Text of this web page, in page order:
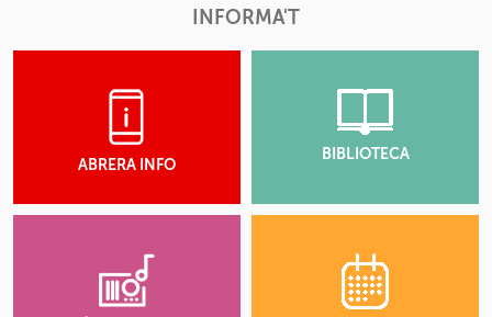
INFORMA'T
ABRERA INFO
BIBLIOTECA